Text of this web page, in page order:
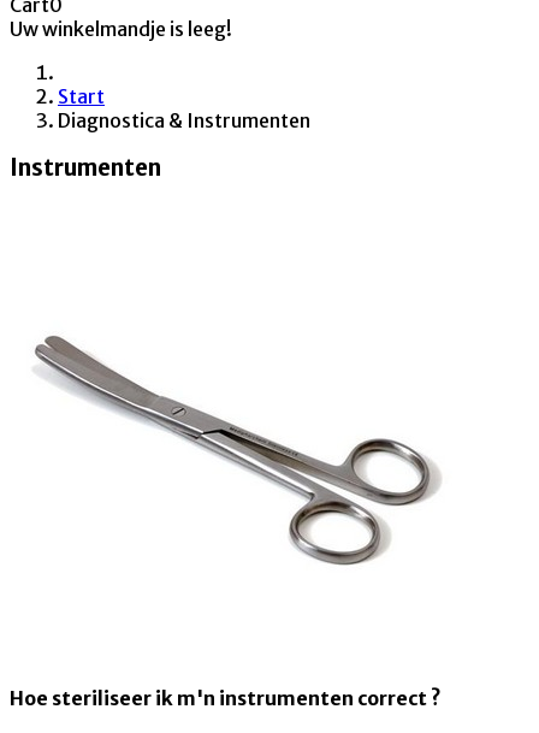
Uw winkelmandje is leeg!
Start
Diagnostica & Instrumenten
Instrumenten
Hoe steriliseer ik m'n instrumenten correct ?